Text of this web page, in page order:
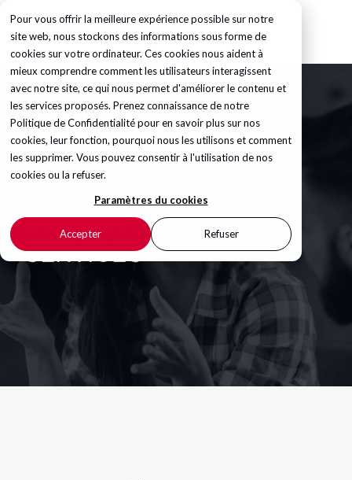
Pour vous offrir la meilleure expérience possible sur notre
site web, nous stockons des informations sous forme de
cookies sur votre ordinateur. Ces cookies nous aident à
mieux comprendre comment les utilisateurs interagissent
avec notre site, ce qui nous permet d'améliorer le contenu et
les services proposés. Prenez connaissance de notre
Politique de Confidentialitépour en savoir plus sur nos
cookies, leur fonction, pourquoi nous les utilisons et comment
les supprimer. Vous pouvez consentir à l'utilisation de nos
cookies ou la refuser.
Paramètres du cookies
Accepter Refuser
CHECKLIST CYBERSECURITÉ
QUESTIONS À POSER À
UN PRESTATAIRE DE
SERVICES